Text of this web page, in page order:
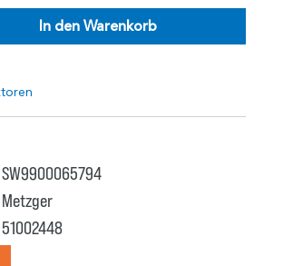
In den Warenkorb
SW9900065794
Metzger
51002448